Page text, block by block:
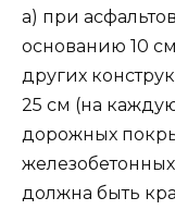
а) при
основанию 10
других
25 см (на
дорожных
должна быть